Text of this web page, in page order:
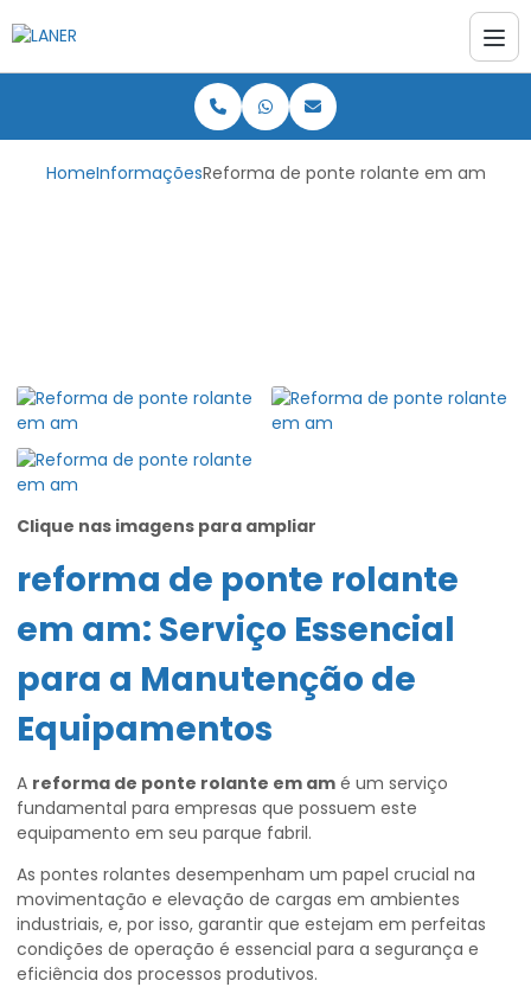
HomeInformaçõesReforma de ponte rolante em am
Clique nas imagens para ampliar
reforma de ponte rolante
em am: Serviço Essencial
para a Manutenção de
Equipamentos
A reforma de ponte rolante em am é um serviço
fundamental para empresas que possuem este
equipamento em seu parque fabril.
As pontes rolantes desempenham um papel crucial na
movimentação e elevação de cargas em ambientes
industriais, e, por isso, garantir que estejam em perfeitas
condições de operação é essencial para a segurança e
eficiência dos processos produtivos.